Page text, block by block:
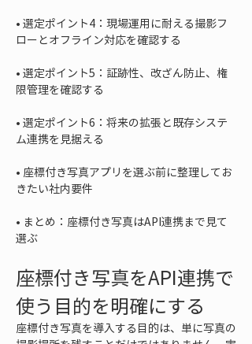
• 選定ポイント4：現場運用に耐える撮影フ
• 選定ポイント5：証跡性、改ざん防止、権
• 選定ポイント6：将来の拡張と既存システ
• 座標付き写真アプリを選ぶ前に整理してお
• まとめ：座標付き写真はAPI連携まで見て
選ぶ
座標付き写真をAPI連携で
使う目的を明確にする
座標付き写真を導入する目的は、単に写真の